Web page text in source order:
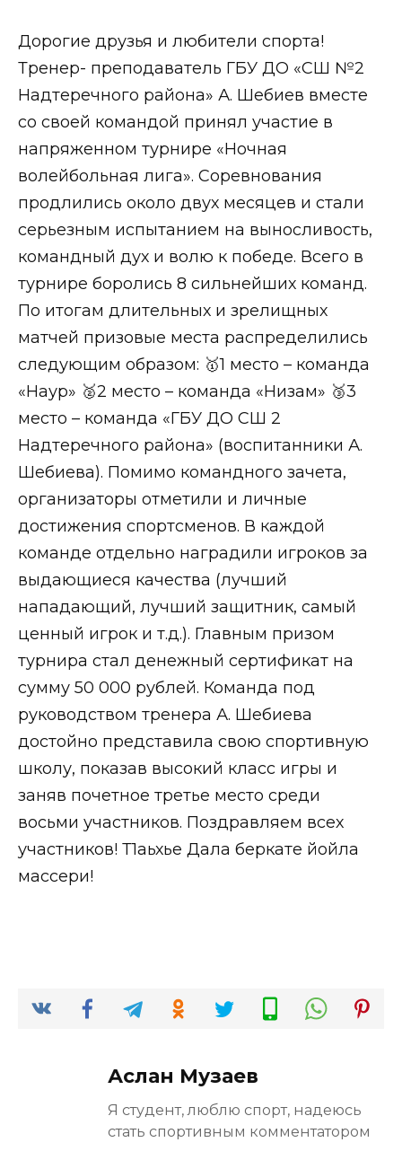
Дорогие друзья и любители спорта!
Тренер- преподаватель ГБУ ДО «СШ №2
Надтеречного района» А. Шебиев вместе
со своей командой принял участие в
напряженном турнире «Ночная
волейбольная лига». Соревнования
продлились около двух месяцев и стали
серьезным испытанием на выносливость,
командный дух и волю к победе. Всего в
турнире боролись 8 сильнейших команд.
По итогам длительных и зрелищных
матчей призовые места распределились
следующим образом: 🥇1 место – команда
«Наур» 🥈2 место – команда «Низам» 🥉3
место – команда «ГБУ ДО СШ 2
Надтеречного района» (воспитанники А.
Шебиева). Помимо командного зачета,
организаторы отметили и личные
достижения спортсменов. В каждой
команде отдельно наградили игроков за
выдающиеся качества (лучший
нападающий, лучший защитник, самый
ценный игрок и т.д.). Главным призом
турнира стал денежный сертификат на
сумму 50 000 рублей. Команда под
руководством тренера А. Шебиева
достойно представила свою спортивную
школу, показав высокий класс игры и
заняв почетное третье место среди
восьми участников. Поздравляем всех
участников! Т1аьхье Дала беркате йойла
массери!
Аслан Музаев
Я студент, люблю спорт, надеюсь
стать спортивным комментатором